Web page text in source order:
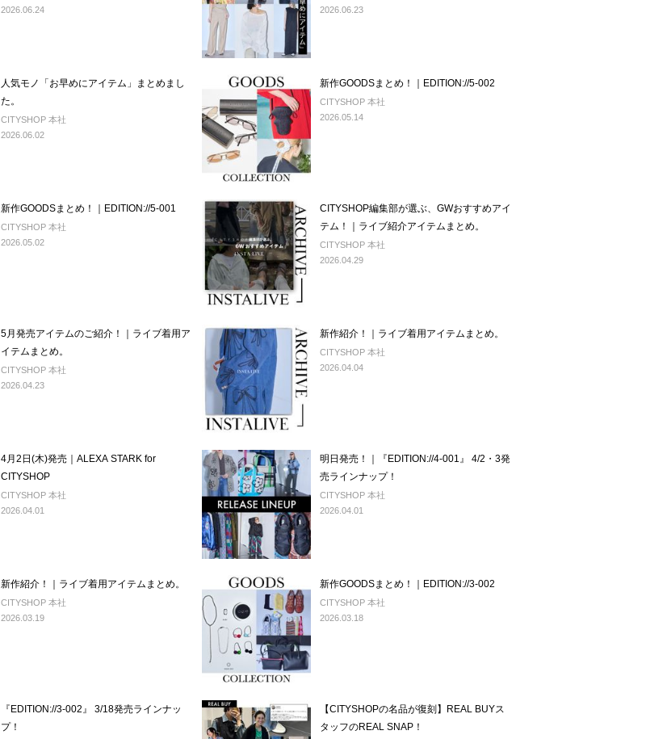
2026.06.24
2026.06.23
人気モノ「お早めにアイテム」まとめまし
た。
CITYSHOP 本社
2026.06.02
新作GOODSまとめ！｜EDITION://5-002
CITYSHOP 本社
2026.05.14
新作GOODSまとめ！｜EDITION://5-001
CITYSHOP 本社
2026.05.02
CITYSHOP編集部が選ぶ、GWおすすめアイ
テム！｜ライブ紹介アイテムまとめ。
CITYSHOP 本社
2026.04.29
5月発売アイテムのご紹介！｜ライブ着用ア
イテムまとめ。
CITYSHOP 本社
2026.04.23
新作紹介！｜ライブ着用アイテムまとめ。
CITYSHOP 本社
2026.04.04
4月2日(木)発売｜ALEXA STARK for
CITYSHOP
CITYSHOP 本社
2026.04.01
明日発売！｜『EDITION://4-001』 4/2・3発
売ラインナップ！
CITYSHOP 本社
2026.04.01
新作紹介！｜ライブ着用アイテムまとめ。
CITYSHOP 本社
2026.03.19
新作GOODSまとめ！｜EDITION://3-002
CITYSHOP 本社
2026.03.18
『EDITION://3-002』 3/18発売ラインナッ
プ！
【CITYSHOPの名品が復刻】REAL BUYス
タッフのREAL SNAP！